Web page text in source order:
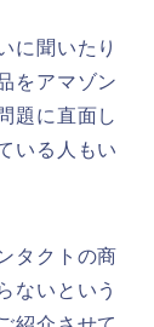
に聞いたり
をアマゾン
題に直面し
いる人もい
タクトの商
ないという